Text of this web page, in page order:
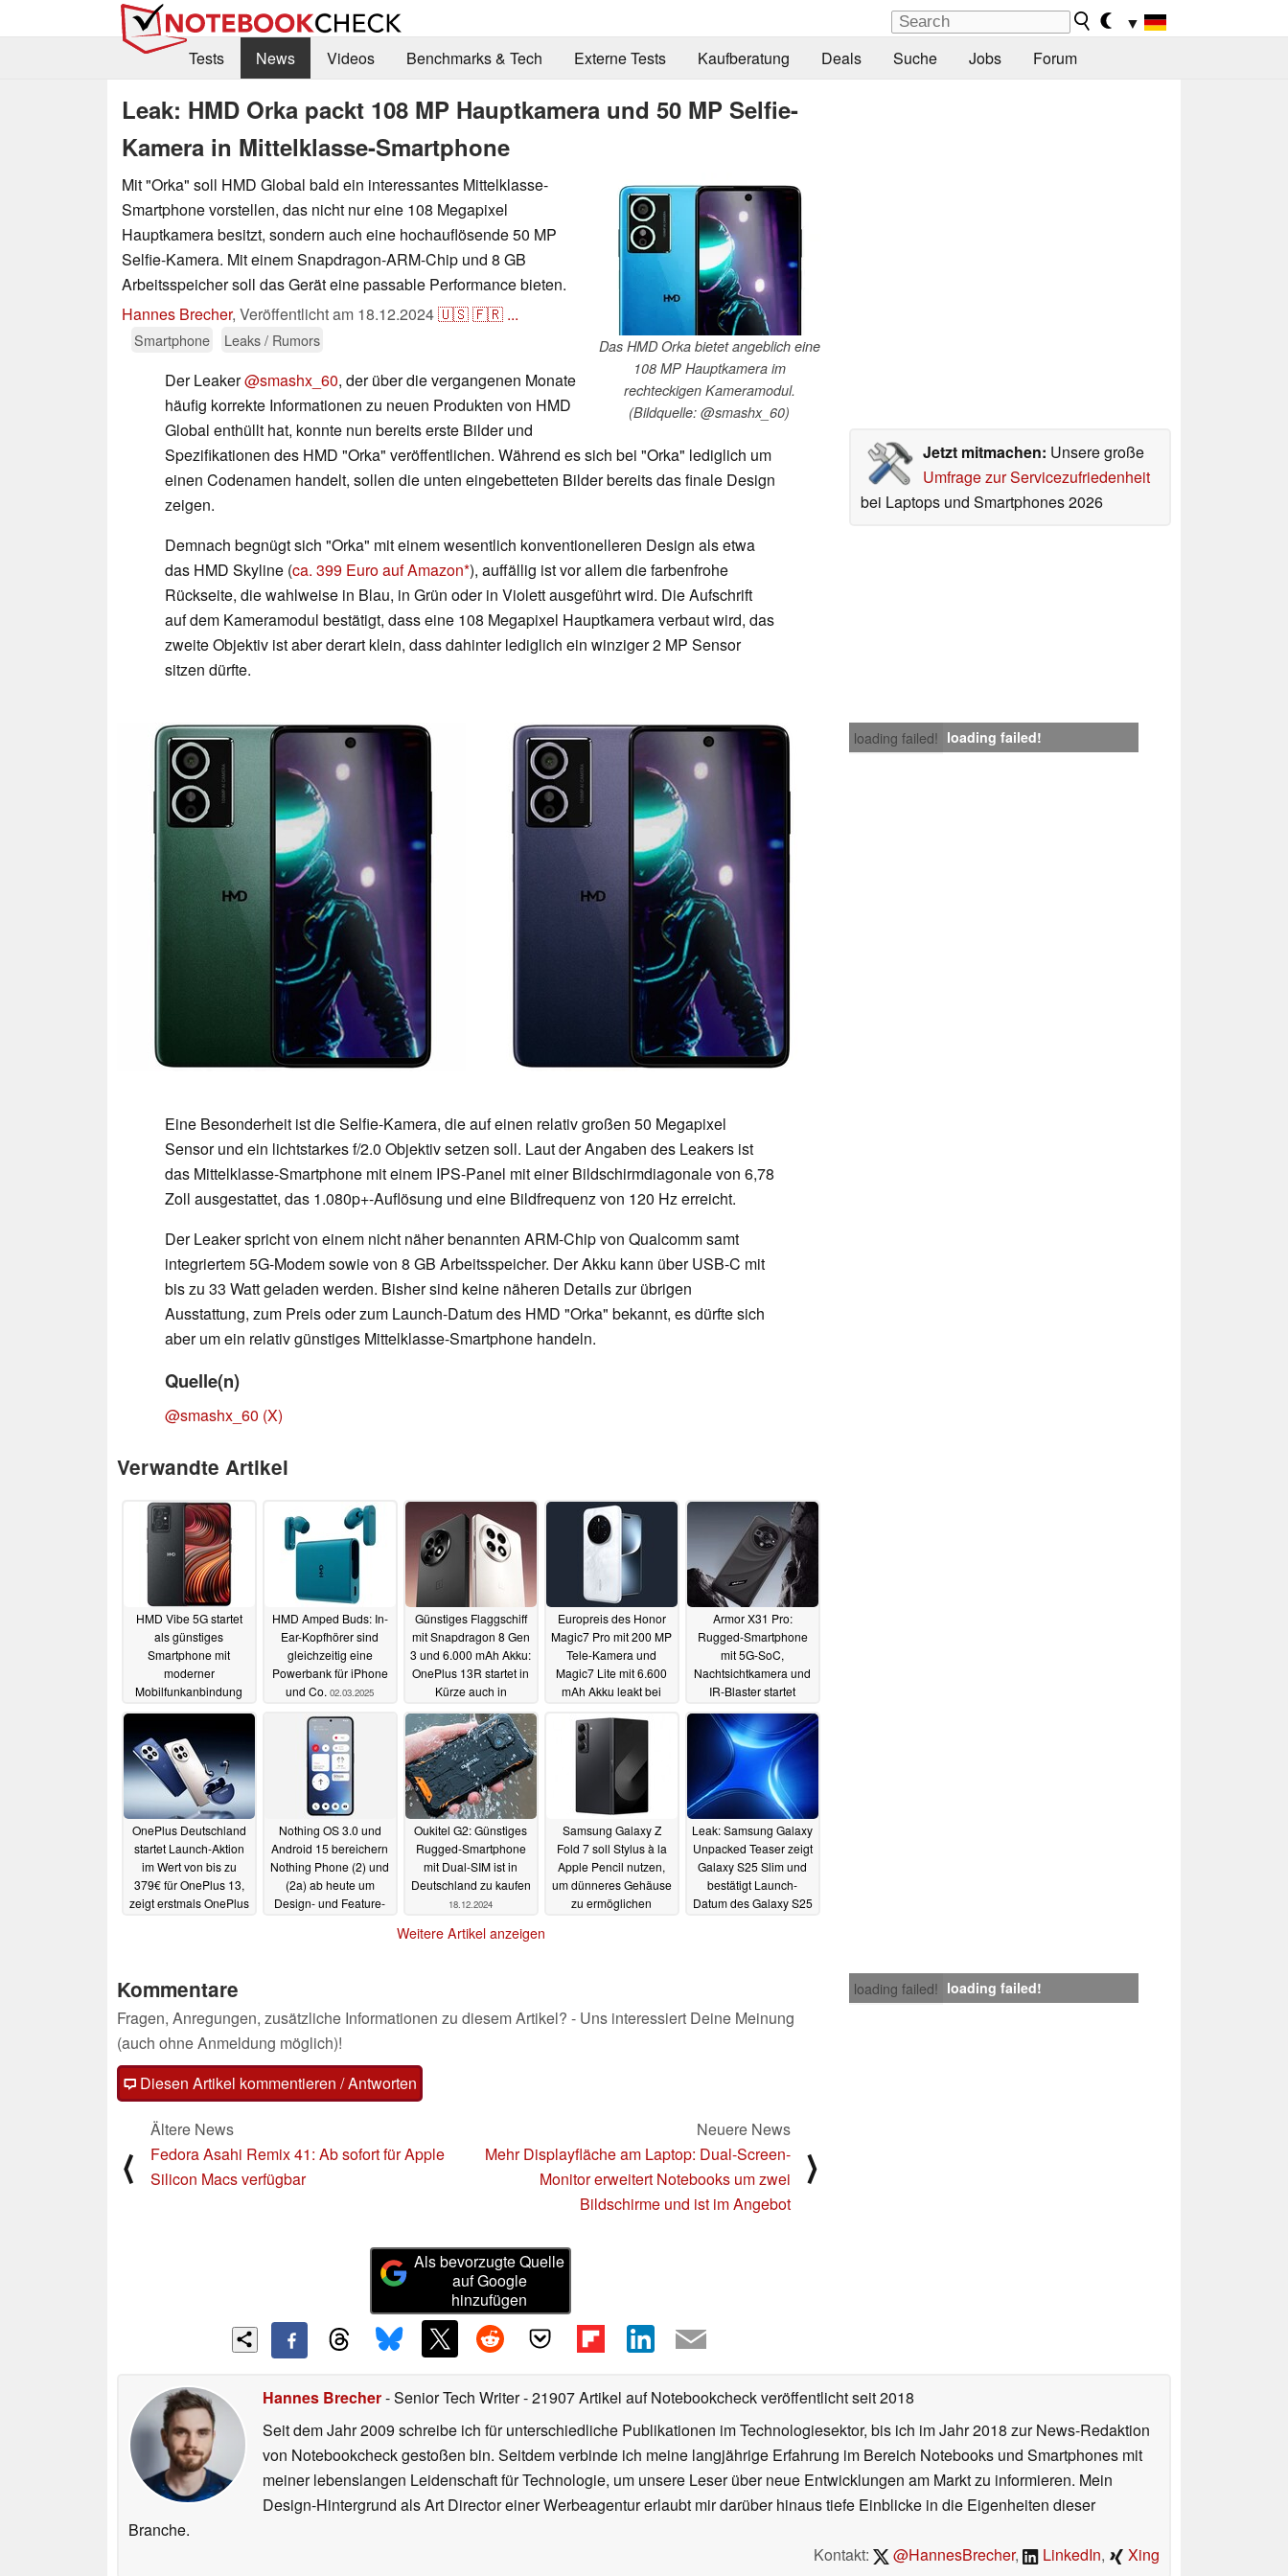
▼
Tests
News Videos Benchmarks & Tech Externe Tests Kaufberatung Deals Suche Jobs Forum
Leak: HMD Orka packt 108 MP Hauptkamera und 50 MP Selfie-
Kamera in Mittelklasse-Smartphone
Das HMD Orka bietet angeblich eine
108 MP Hauptkamera im
rechteckigen Kameramodul.
(Bildquelle: @smashx_60)
Mit "Orka" soll HMD Global bald ein interessantes Mittelklasse-
Smartphone vorstellen, das nicht nur eine 108 Megapixel
Hauptkamera besitzt, sondern auch eine hochauflösende 50 MP
Selfie-Kamera. Mit einem Snapdragon-ARM-Chip und 8 GB
Arbeitsspeicher soll das Gerät eine passable Performance bieten.
Hannes Brecher, Veröffentlicht am 18.12.2024🇺🇸🇫🇷 ...
Smartphone Leaks / Rumors
Jetzt mitmachen: Unsere große
Umfrage zur Servicezufriedenheit
bei Laptops und Smartphones 2026
Der Leaker@smashx_60, der über die vergangenen Monate
häufig korrekte Informationen zu neuen Produkten von HMD
Global enthüllt hat, konnte nun bereits erste Bilder und
Spezifikationen des HMD "Orka" veröffentlichen. Während es sich bei "Orka" lediglich um
einen Codenamen handelt, sollen die unten eingebetteten Bilder bereits das finale Design
zeigen.
Demnach begnügt sich "Orka" mit einem wesentlich konventionelleren Design als etwa
das HMD Skyline (ca. 399 Euro auf Amazon ), auffällig ist vor allem die farbenfrohe
Rückseite, die wahlweise in Blau, in Grün oder in Violett ausgeführt wird. Die Aufschrift
auf dem Kameramodul bestätigt, dass eine 108 Megapixel Hauptkamera verbaut wird, das
zweite Objektiv ist aber derart klein, dass dahinter lediglich ein winziger 2 MP Sensor
sitzen dürfte.
loading failed! loading failed!
Eine Besonderheit ist die Selfie-Kamera, die auf einen relativ großen 50 Megapixel
Sensor und ein lichtstarkes f/2.0 Objektiv setzen soll. Laut der Angaben des Leakers ist
das Mittelklasse-Smartphone mit einem IPS-Panel mit einer Bildschirmdiagonale von 6,78
Zoll ausgestattet, das 1.080p+-Auflösung und eine Bildfrequenz von 120 Hz erreicht.
Der Leaker spricht von einem nicht näher benannten ARM-Chip von Qualcomm samt
integriertem 5G-Modem sowie von 8 GB Arbeitsspeicher. Der Akku kann über USB-C mit
bis zu 33 Watt geladen werden. Bisher sind keine näheren Details zur übrigen
Ausstattung, zum Preis oder zum Launch-Datum des HMD "Orka" bekannt, es dürfte sich
aber um ein relativ günstiges Mittelklasse-Smartphone handeln.
Quelle(n)
@smashx_60 (X)
Verwandte Artikel
HMD Vibe 5G startet
als günstiges
Smartphone mit
moderner
Mobilfunkanbindung
14.09.2025
HMD Amped Buds: In-
Ear-Kopfhörer sind
gleichzeitig eine
Powerbank für iPhone
und Co. 02.03.2025
Günstiges Flaggschiff
mit Snapdragon 8 Gen
3 und 6.000 mAh Akku:
OnePlus 13R startet in
Kürze auch in
20.12.2024
Europreis des Honor
Magic7 Pro mit 200 MP
Tele-Kamera und
Magic7 Lite mit 6.600
mAh Akku leakt bei
Armor X31 Pro:
Rugged-Smartphone
mit 5G-SoC,
Nachtsichtkamera und
IR-Blaster startet
18.12.2024
OnePlus Deutschland
startet Launch-Aktion
im Wert von bis zu
379€ für OnePlus 13,
zeigt erstmals OnePlus
Nothing OS 3.0 und
Android 15 bereichern
Nothing Phone (2) und
(2a) ab heute um
Design- und Feature-
Oukitel G2: Günstiges
Rugged-Smartphone
mit Dual-SIM ist in
Deutschland zu kaufen
18.12.2024
Samsung Galaxy Z
Fold 7 soll Stylus à la
Apple Pencil nutzen,
um dünneres Gehäuse
zu ermöglichen
Leak: Samsung Galaxy
Unpacked Teaser zeigt
Galaxy S25 Slim und
bestätigt Launch-
Datum des Galaxy S25
Weitere Artikel anzeigen
loading failed! loading failed!
Kommentare
Fragen, Anregungen, zusätzliche Informationen zu diesem Artikel? - Uns interessiert Deine Meinung
(auch ohne Anmeldung möglich)!
Diesen Artikel kommentieren / Antworten
⟨
Ältere News
Fedora Asahi Remix 41: Ab sofort für Apple
Silicon Macs verfügbar
Neuere News
Mehr Displayfläche am Laptop: Dual-Screen-
Monitor erweitert Notebooks um zwei
Bildschirme und ist im Angebot
⟩
Als bevorzugte Quelle
auf Google
hinzufügen
Hannes Brecher- Senior Tech Writer- 21907 Artikel auf Notebookcheck veröffentlichtseit 2018
Seit dem Jahr 2009 schreibe ich für unterschiedliche Publikationen im Technologiesektor, bis ich im Jahr 2018 zur News-Redaktion
von Notebookcheck gestoßen bin. Seitdem verbinde ich meine langjährige Erfahrung im Bereich Notebooks und Smartphones mit
meiner lebenslangen Leidenschaft für Technologie, um unsere Leser über neue Entwicklungen am Markt zu informieren. Mein
Design-Hintergrund als Art Director einer Werbeagentur erlaubt mir darüber hinaus tiefe Einblicke in die Eigenheiten dieser
Branche.
Kontakt:
@HannesBrecher, LinkedIn, Xing